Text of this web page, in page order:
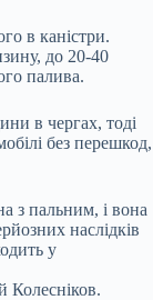
в каністри.
до 20-40
палива.
в чергах, тоді
без перешкод,
з пальним, і вона
наслідків
у
Колесніков.